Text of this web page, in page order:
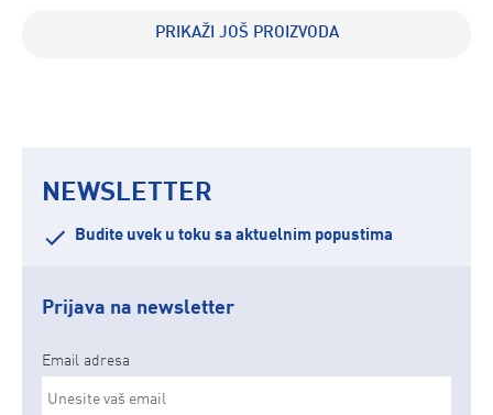
PRIKAŽI JOŠ PROIZVODA
NEWSLETTER
Budite uvek u toku sa aktuelnim popustima
Prijava na newsletter
Email adresa